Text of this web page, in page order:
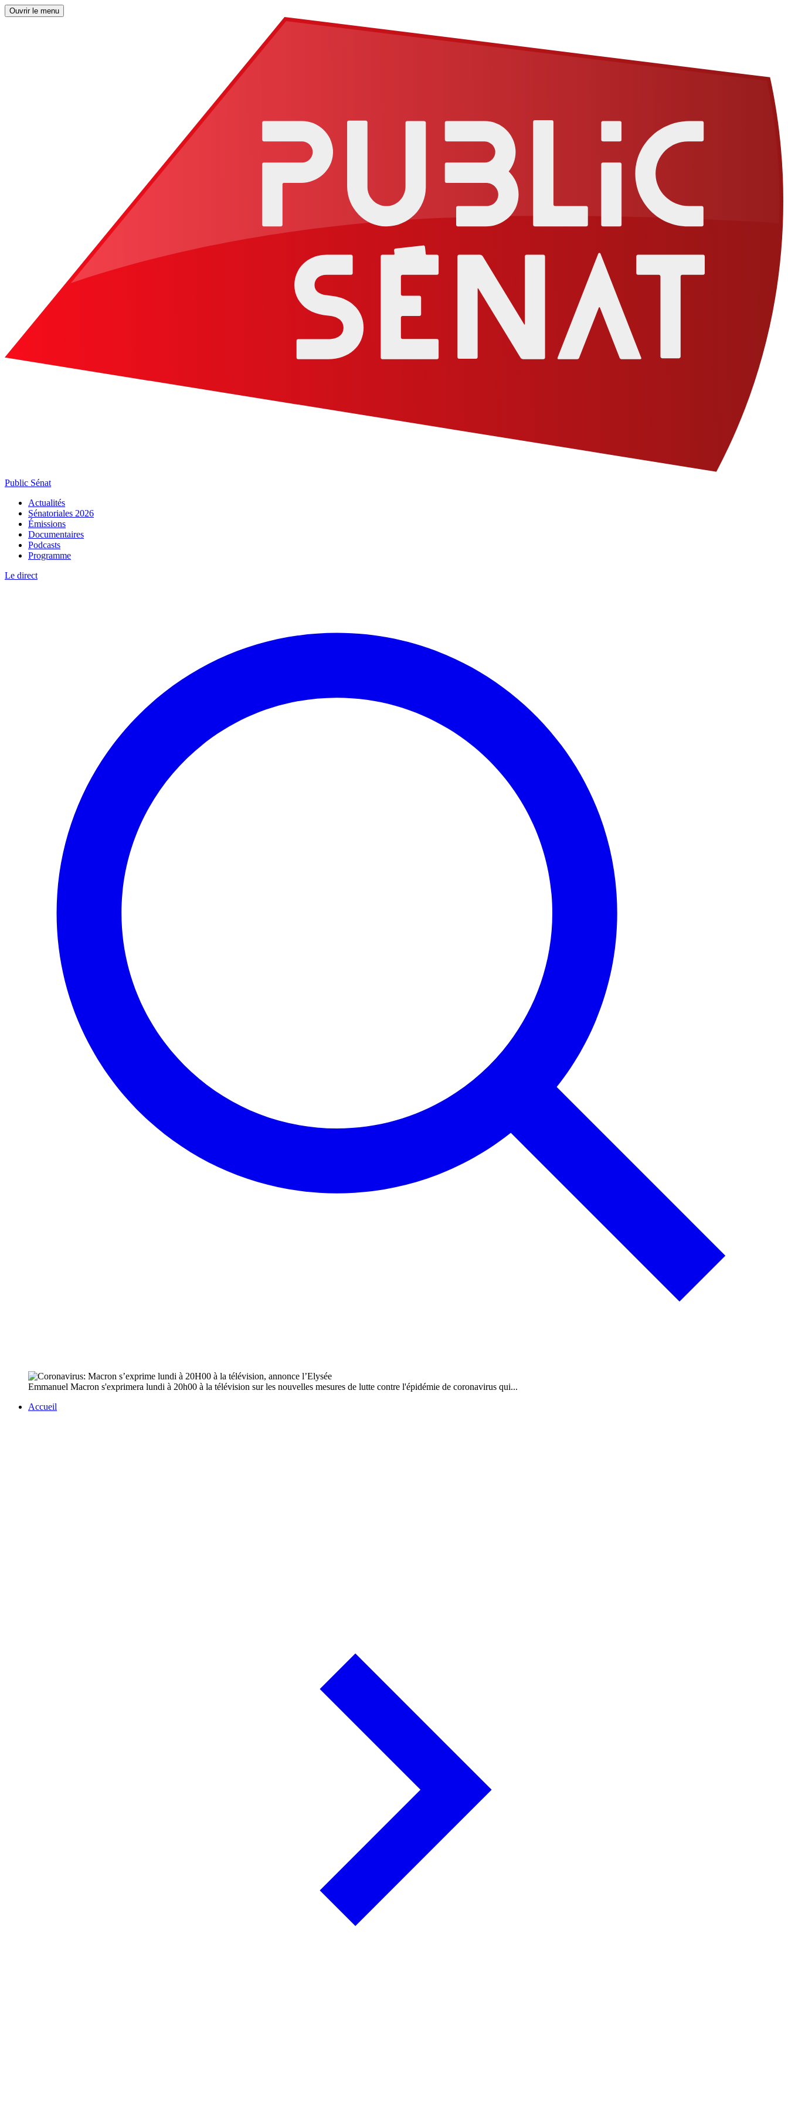
Ouvrir le menu
Public Sénat
Actualités
Sénatoriales 2026
Émissions
Documentaires
Podcasts
Programme
Le direct
Emmanuel Macron s'exprimera lundi à 20h00 à la télévision sur les nouvelles mesures de lutte contre l'épidémie de coronavirus qui...
Accueil